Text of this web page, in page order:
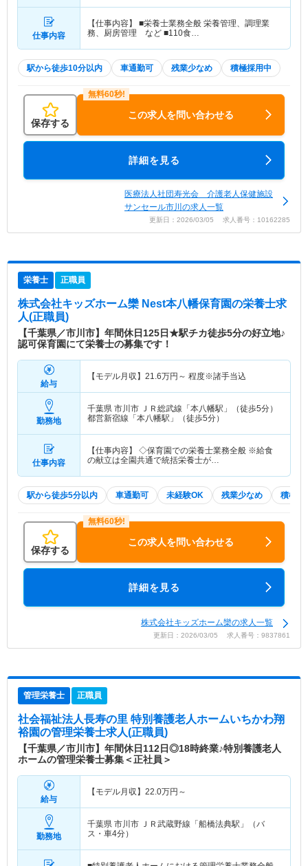
仕事内容
【仕事内容】 ■栄養士業務全般 栄養管理、調理業
務、厨房管理 など ■110食…
駅から徒歩10分以内 車通勤可 残業少なめ 積極採用中
保存する
この求人を問い合わせる
詳細を見る
医療法人社団寿光会 介護老人保健施設
サンセール市川の求人一覧
更新日：2026/03/05 求人番号：10162285
栄養士 正職員
株式会社キッズホーム欒 Nest本八幡保育園の栄養士求
人(正職員)
【千葉県／市川市】年間休日125日★駅チカ徒歩5分の好立地♪
認可保育園にて栄養士の募集です！
給与
【モデル月収】 21.6万円～ 程度※諸手当込
勤務地
千葉県 市川市 ＪＲ総武線「本八幡駅」（徒歩5分）
都営新宿線「本八幡駅」（徒歩5分）
仕事内容
【仕事内容】 ◇保育園での栄養士業務全般 ※給食
の献立は全園共通で統括栄養士が…
駅から徒歩5分以内 車通勤可 未経験OK 残業少なめ 積極採
保存する
この求人を問い合わせる
詳細を見る
株式会社キッズホーム欒の求人一覧
更新日：2026/03/05 求人番号：9837861
管理栄養士 正職員
社会福祉法人長寿の里 特別養護老人ホームいちかわ翔
裕園の管理栄養士求人(正職員)
【千葉県／市川市】年間休日112日◎18時終業♪特別養護老人
ホームの管理栄養士募集＜正社員＞
給与
【モデル月収】 22.0万円～
勤務地
千葉県 市川市 ＪＲ武蔵野線「船橋法典駅」（バ
ス・車4分）